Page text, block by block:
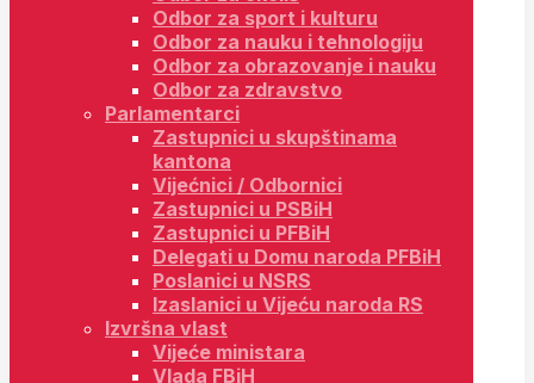
Odbor za sport i kulturu
Odbor za nauku i tehnologiju
Odbor za obrazovanje i nauku
Odbor za zdravstvo
Parlamentarci
Zastupnici u skupštinama
kantona
Vijećnici / Odbornici
Zastupnici u PSBiH
Zastupnici u PFBiH
Delegati u Domu naroda PFBiH
Poslanici u NSRS
Izaslanici u Vijeću naroda RS
Izvršna vlast
Vijeće ministara
Vlada FBiH